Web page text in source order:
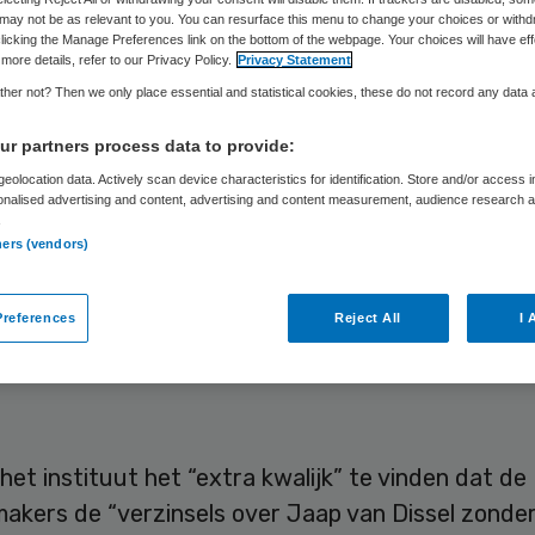
Skipr Redactie 23 september 2022,16:31 504 keer
voor Volksgezondheid en Milieu (RIVM)
de podcastmakers Yves Gijrath en Erik de
hun uitspraken over Jaap van Dissel. Ze hadden
de suggestie gewekt dat de RIVM-
schuldig was aan corruptie. Het RIVM laat vrijdag
instituut het “extra kwalijk” te vinden dat de
de “verzinsels over Jaap van Dissel
not be as relevant to you. You can resurface this menu to change your choices or
the Manage Preferences link on the bottom of the webpage. Your choices will have
details, refer to our Privacy Policy. Privacy Statement
not? Then we only place essential and statistical cookies, these do not record any data
partners process data to provide:
data. Actively scan device characteristics for identification. Store and/or access
advertising and content, advertising and content measurement, audience research
(vendors)
Reject All I